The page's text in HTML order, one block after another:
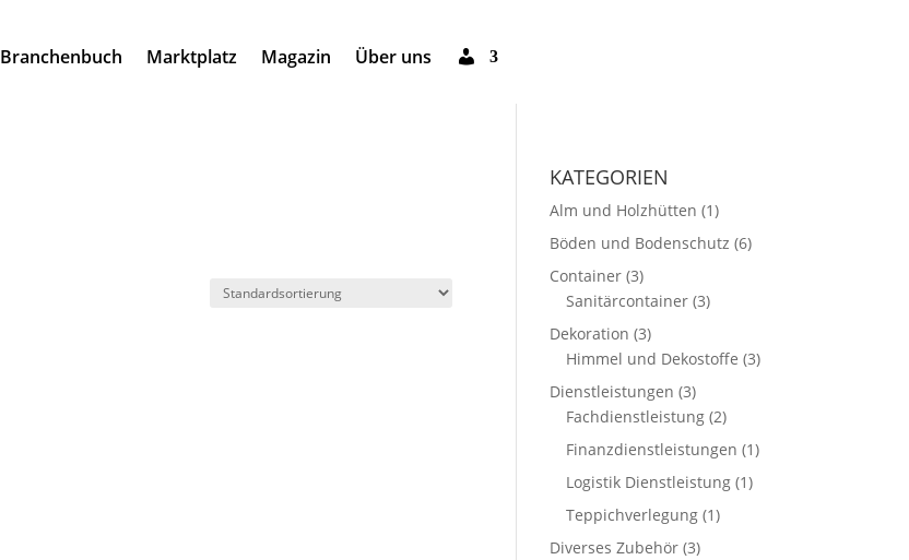
Branchenbuch Marktplatz Magazin Über uns
KATEGORIEN
Alm und Holzhütten (1)
Böden und Bodenschutz (6)
Container (3)
Sanitärcontainer (3)
Dekoration (3)
Himmel und Dekostoffe (3)
Dienstleistungen (3)
Fachdienstleistung (2)
Finanzdienstleistungen (1)
Logistik Dienstleistung (1)
Teppichverlegung (1)
Diverses Zubehör (3)